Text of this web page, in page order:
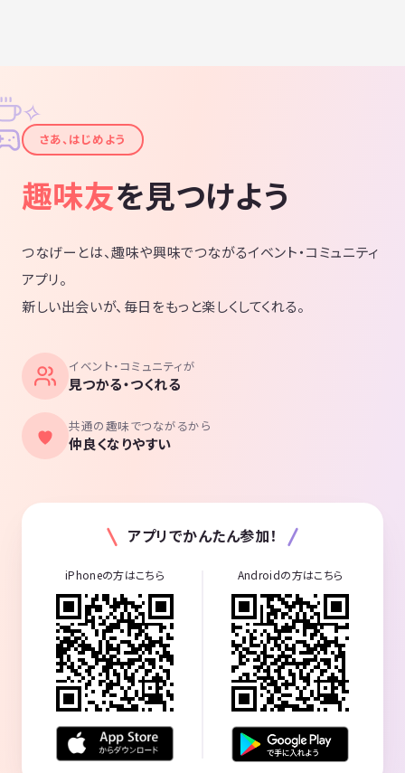
✦
✧
さあ、はじめよう
趣味友を見つけよう
つなげーとは、趣味や興味でつながるイベント・コミュニティ
アプリ。
新しい出会いが、毎日をもっと楽しくしてくれる。
イベント・コミュニティが
見つかる・つくれる
共通の趣味でつながるから
仲良くなりやすい
アプリでかんたん参加！
iPhoneの方はこちら Androidの方はこちら